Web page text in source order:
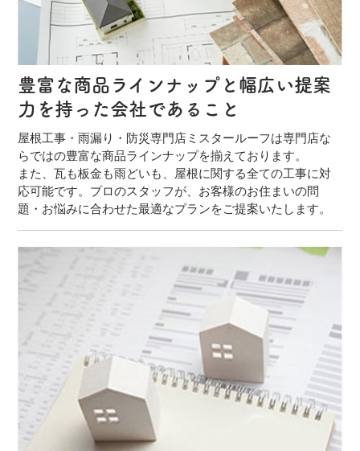
豊富な商品ラインナップと幅広い提案
力を持った会社であること
屋根工事・雨漏り・防災専門店ミスタールーフは専門店な
らではの豊富な商品ラインナップを揃えております。
また、瓦も板金も雨どいも、屋根に関する全ての工事に対
応可能です。プロのスタッフが、お客様のお住まいの問
題・お悩みに合わせた最適なプランをご提案いたします。